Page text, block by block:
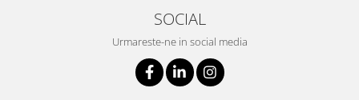
SOCIAL
Urmareste-ne in social media